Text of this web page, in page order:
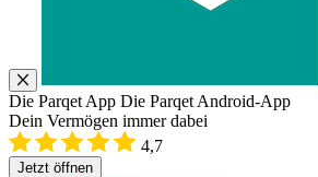
Die Parqet App Die Parqet Android-App
Dein Vermögen immer dabei
4,7
Jetzt öffnen